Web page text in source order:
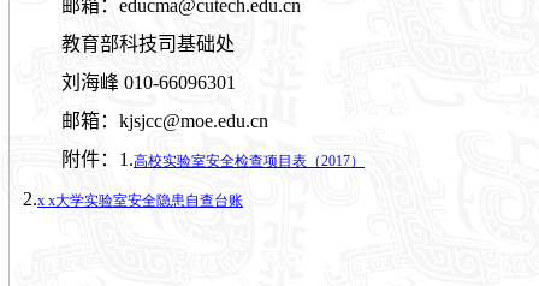
邮箱： educma@cutech.edu.cn
教育部科技司基础处
刘海峰 010-66096301
邮箱： kjsjcc@moe.edu.cn
附件： 1.高校实验室安全检查项目表（2017）
2.x x大学实验室安全隐患自查台账